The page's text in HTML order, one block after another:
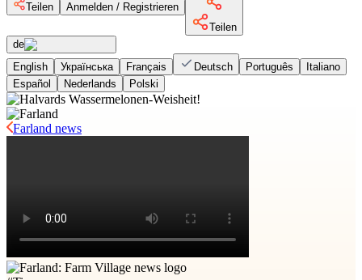
Teilen
Anmelden / Registrieren
Teilen
de
English
Українська Français Deutsch Português
Italiano
Español
Nederlands Polski
Farland news